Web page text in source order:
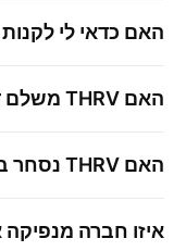
האם כדאי לי
האם THRV משלם
האם THRV נסחר
איזו חברה